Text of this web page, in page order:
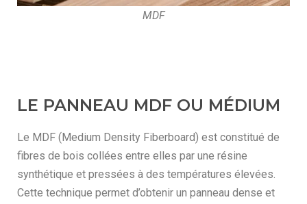
MDF
LE PANNEAU MDF OU MÉDIUM
Le MDF (Medium Density Fiberboard) est constitué de
fibres de bois collées entre elles par une résine
synthétique et pressées à des températures élevées.
Cette technique permet d’obtenir un panneau dense et